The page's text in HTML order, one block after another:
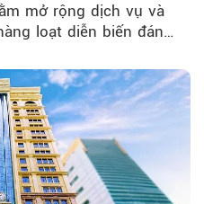
mở rộng dịch vụ và
loạt diễn biến đáng